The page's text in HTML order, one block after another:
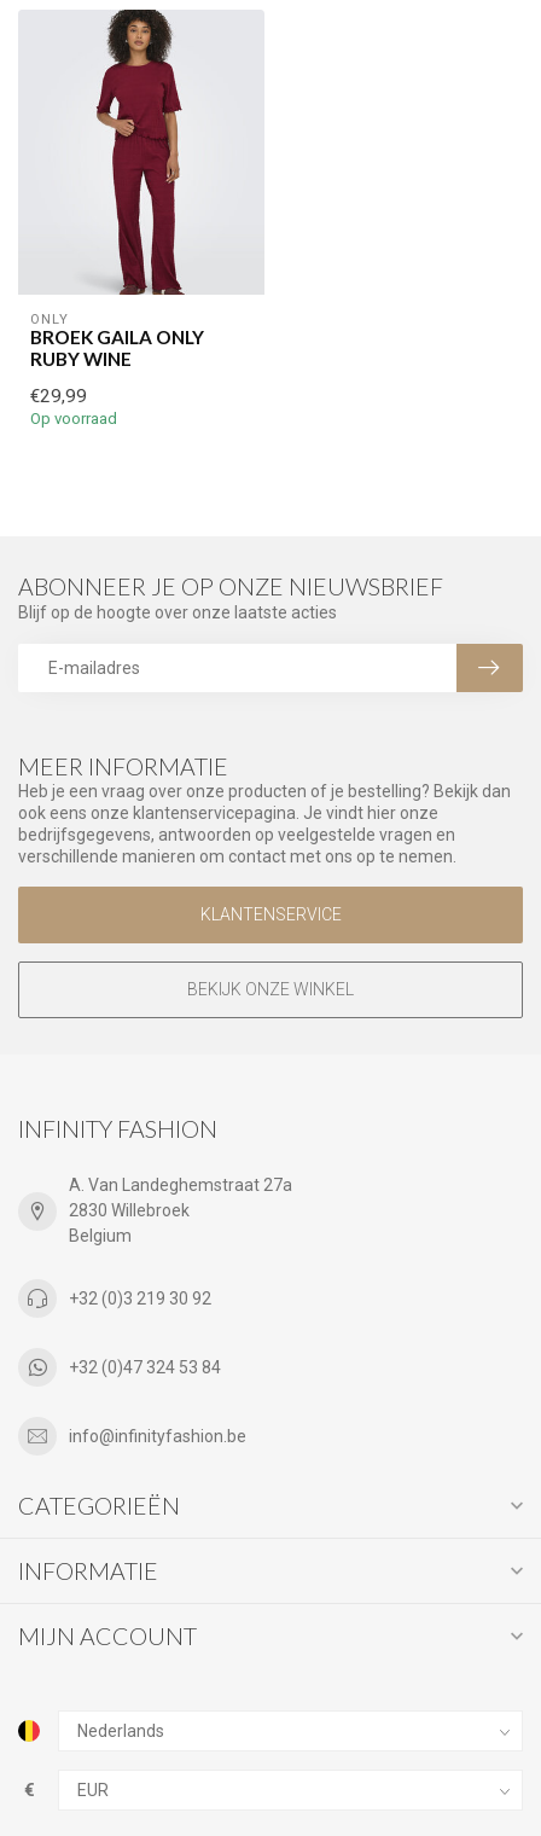
ONLY
BROEK GAILA ONLY
RUBY WINE
€29,99
Op voorraad
MEER INFORMATIE
Heb je een vraag over onze producten of je bestelling? Bekijk dan
ook eens onze klantenservicepagina. Je vindt hier onze
bedrijfsgegevens, antwoorden op veelgestelde vragen en
verschillende manieren om contact met ons op te nemen.
KLANTENSERVICE
BEKIJK ONZE WINKEL
ABONNEER JE OP ONZE NIEUWSBRIEF
Blijf op de hoogte over onze laatste acties
INFINITY FASHION
A. Van Landeghemstraat 27a
2830 Willebroek
Belgium
+32 (0)3 219 30 92
+32 (0)47 324 53 84
info@infinityfashion.be
CATEGORIEËN
INFORMATIE
MIJN ACCOUNT
€
Je korting is geldig bij een minimale bestelwaarde van €45,00